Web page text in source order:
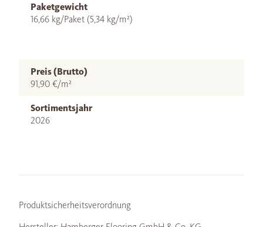
Paketgewicht
16,66 kg/Paket (5,34 kg/m²)
Preis (Brutto)
91,90 €/m²
Sortimentsjahr
2026
Produktsicherheitsverordnung